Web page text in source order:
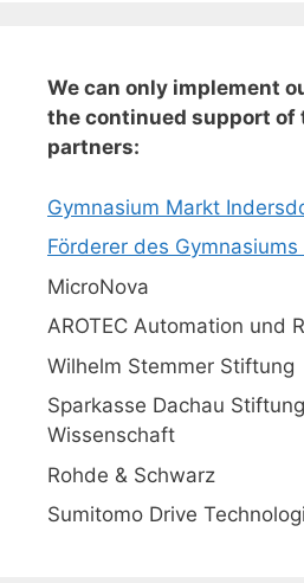
We can only implement
the continued support of
partners:
Gymnasium Markt
Förderer des
MicroNova
AROTEC Automation und
Wilhelm Stemmer Stiftung
Sparkasse Dachau
Wissenschaft
Rohde & Schwarz
Sumitomo Drive